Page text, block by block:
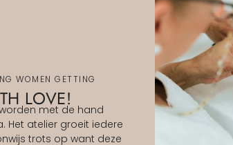
WOMEN GETTING
LOVE!
met de hand
Het atelier groeit iedere
trots op want deze